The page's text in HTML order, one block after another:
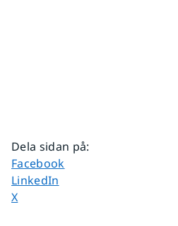
Dela sidan på:
Dela sidan på
Facebook
Dela sidan på
LinkedIn
Dela sidan på
X